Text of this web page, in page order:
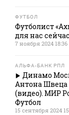
ФУТБОЛ
Футболист
для нас
7 ноября 2024 18:36
АЛЬФА-БАНК РПЛ
Динамо
Антона Швеца
(видео). МИР
Футбол
15 сентября 2024